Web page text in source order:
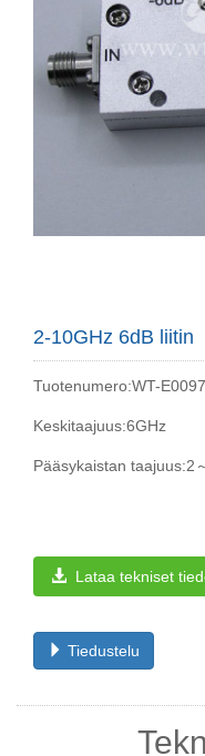
2-10GHz 6dB liitin
Tuotenumero:WT-
Keskitaajuus:6GHz
Pääsykaistan taajuus:2
Lataa tekniset
Tiedustelu